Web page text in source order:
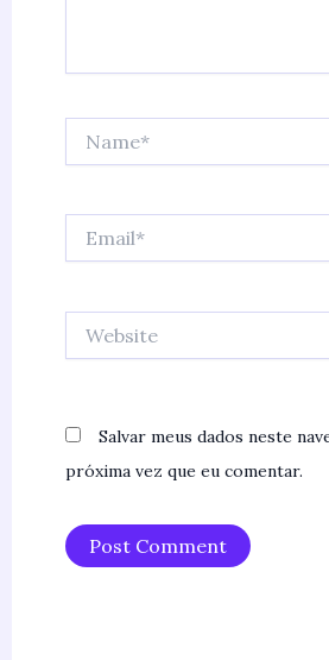
Salvar meus dados neste
próxima vez que eu comentar.